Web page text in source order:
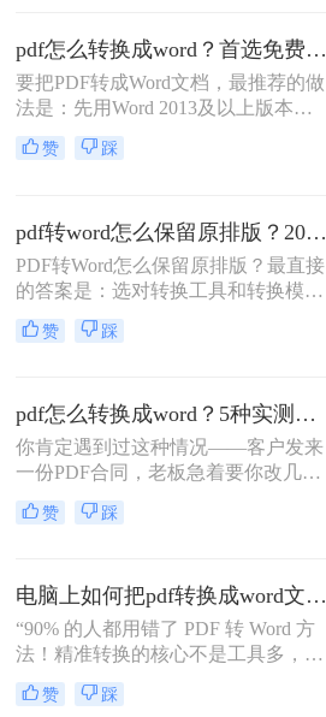
pdf怎么转换成word？首选免费工具，复杂文件再上专业软件！
要把PDF转成Word文档，最推荐的做
法是：先用Word 2013及以上版本直
接打开PDF（免费、无损）、再用
Google Drive在线转换（免费、云
底。
赞 踩
pdf转word怎么保留原排版？2026最新实测，这5种方法从免费到专业全搞定！
PDF转Word怎么保留原排版？最直接
的答案是：选对转换工具和转换模式
——可编辑PDF优先用Word直接打开
或专业转换软件的“排版优先”模式，
排版错乱、表格移位、字体变样等问
题的核心原则。
赞 踩
pdf怎么转换成word？5种实测方法，从免费到专业全攻略！
你肯定遇到过这种情况——客户发来
一份PDF合同，老板急着要你改几个
字；老师上传的PDF课件，你想复制
一段做笔记；或者自己扫描的纸质文
者，“pdf怎么转换成word”绝对是高频
刚需。
赞 踩
电脑上如何把pdf转换成word文档？这3个高效精准的方法，让你办公效能翻倍！
“90% 的人都用错了 PDF 转 Word 方
法！精准转换的核心不是工具多，而
是选对适配场景”职场中，“PDF 转
Word” 是高频刚需 —— 项目报告需提
赞 踩